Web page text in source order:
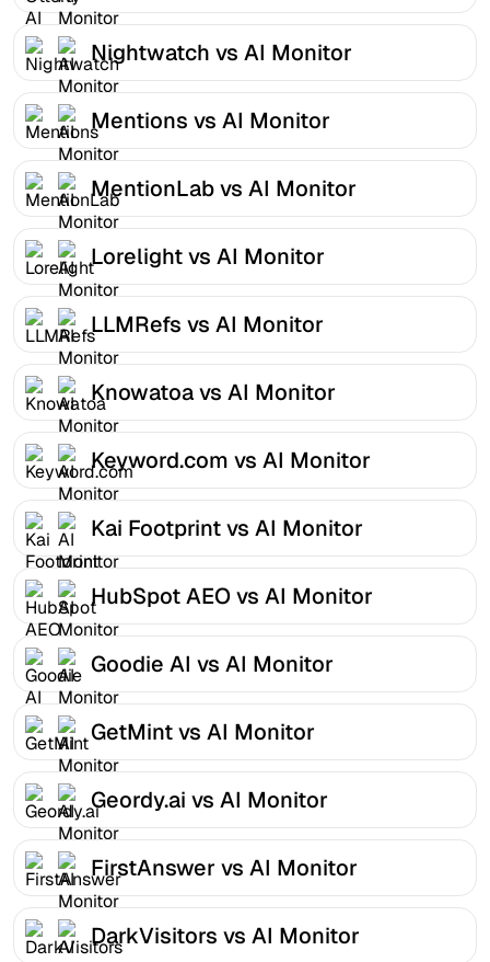
Nightwatch vs AI Monitor
Mentions vs AI Monitor
MentionLab vs AI Monitor
Lorelight vs AI Monitor
LLMRefs vs AI Monitor
Knowatoa vs AI Monitor
Keyword.com vs AI Monitor
Kai Footprint vs AI Monitor
HubSpot AEO vs AI Monitor
Goodie AI vs AI Monitor
GetMint vs AI Monitor
Geordy.ai vs AI Monitor
FirstAnswer vs AI Monitor
DarkVisitors vs AI Monitor